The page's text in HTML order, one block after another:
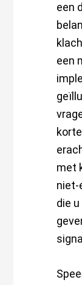
een
een
met
niet-
die